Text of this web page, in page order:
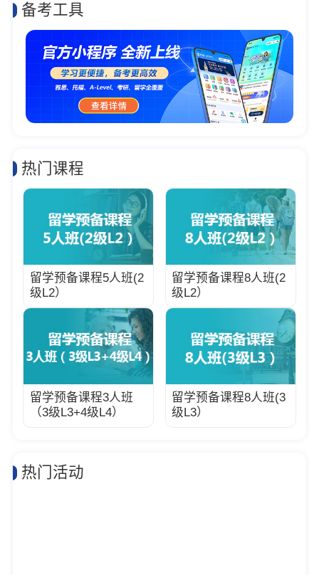
备考工具
热门课程
留学预备课程5人班(2
级L2）
留学预备课程8人班(2
级L2）
留学预备课程3人班
（3级L3+4级L4）
留学预备课程8人班(3
级L3）
热门活动